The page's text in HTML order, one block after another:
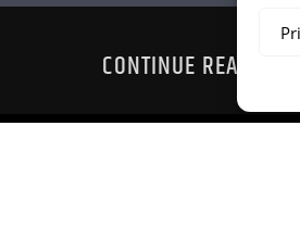
CONTINUE READING